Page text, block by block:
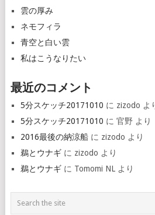
雲の厚み
ネモフィラ
青空と白い雲
私はこうなりたい
最近のコメント
5分スケッチ20171010 に zizodo よ
5分スケッチ20171010 に 官野 より
2016最後の納涼船に zizodo より
鵜とウナギに zizodo より
鵜とウナギに Tomomi NLより